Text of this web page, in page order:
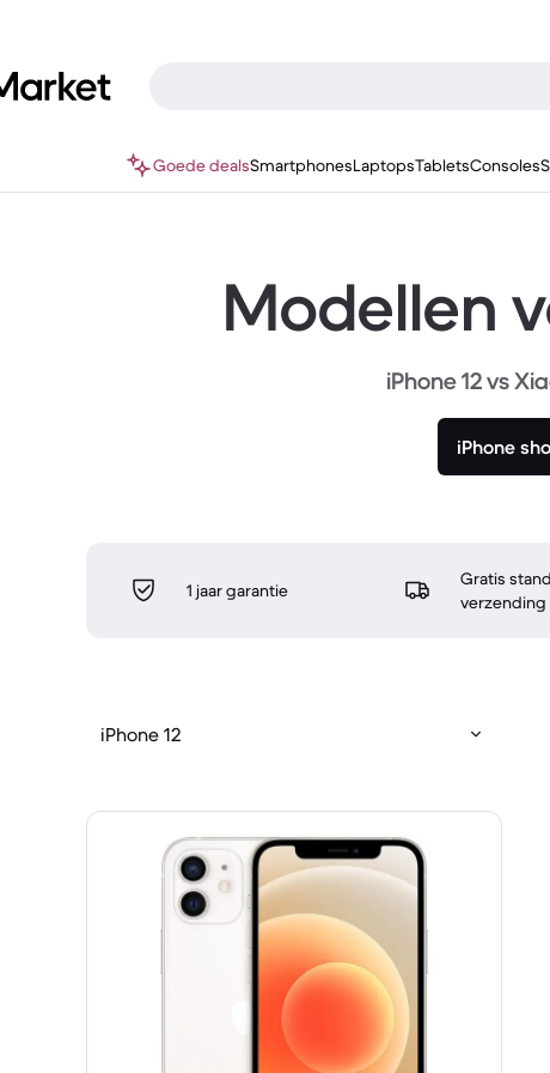
Goede dealsSmartphonesLaptopsTabletsConsoles
Modellen
iPhone 12 vs
iPhone
1 jaar garantie
Gratis
verzending
iPhone 12